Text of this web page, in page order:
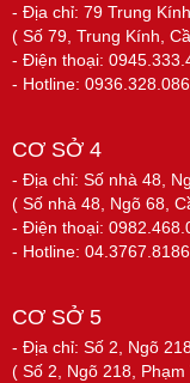
- Địa chỉ: 79 Trung
( Số 79, Trung Kính,
- Điện thoại:
- Hotline: 0936.328.086
CƠ SỞ 4
- Địa chỉ: Số nhà 48,
( Số nhà 48, Ngõ 68,
- Điện thoại:
- Hotline: 04.3767.8186
CƠ SỞ 5
- Địa chỉ: Số 2, Ngõ
( Số 2, Ngõ 218,